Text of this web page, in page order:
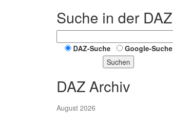
Suche in der DAZ
DAZ-Suche
Google-Suche
Suchen
DAZ Archiv
August 2026